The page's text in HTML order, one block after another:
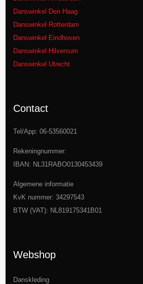
Danswinkel Den Haag
Danswinkel Rotterdam
Danswinkel Eindhoven
Danswinkel Hilversum
Danswinkel Utrecht
Contact
Tel/App: 06-53560021
Rekeningnummer:
IBAN: NL31RABO0130453439
Algemene informatie
KvK nummer: 34297543
BTW (VAT): NL819175341B01
Webshop
Danskleding